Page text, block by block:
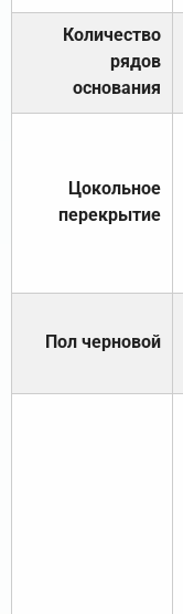
Количество
рядов
основания
Цокольное
перекрытие
Пол черновой